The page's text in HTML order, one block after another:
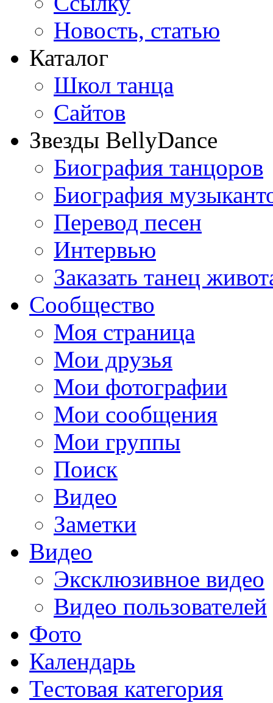
Новость, статью
Каталог
Школ танца
Сайтов
Звезды BellyDance
Биография танцоров
Биография
Перевод песен
Интервью
Заказать танец
Сообщество
Моя страница
Мои друзья
Мои фотографии
Мои сообщения
Мои группы
Поиск
Видео
Заметки
Видео
Эксклюзивное видео
Видео пользователей
Фото
Календарь
Тестовая категория